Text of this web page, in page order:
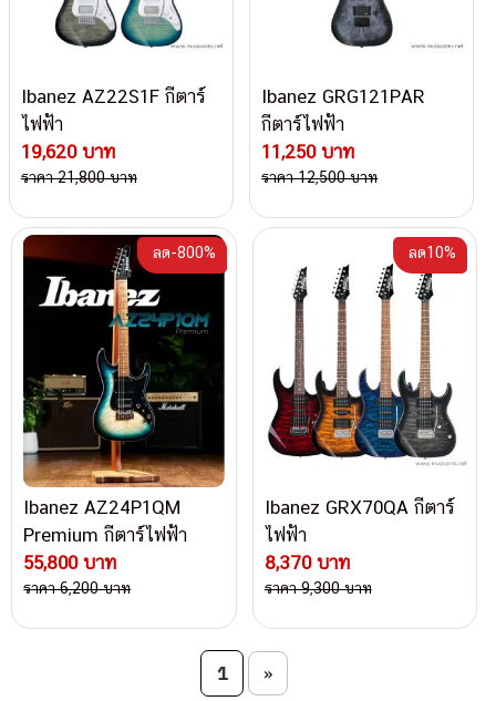
Ibanez AZ22S1F กีตาร์
ไฟฟ้า
19,620 บาท
ราคา 21,800 บาท
Ibanez GRG121PAR
กีตาร์ไฟฟ้า
11,250 บาท
ราคา 12,500 บาท
Ibanez AZ24P1QM
Premium กีตาร์ไฟฟ้า
55,800 บาท
ลด-800%
ราคา 6,200 บาท
Ibanez GRX70QA กีตาร์
ไฟฟ้า
8,370 บาท
ลด10%
ราคา 9,300 บาท
Post navigation 1 »